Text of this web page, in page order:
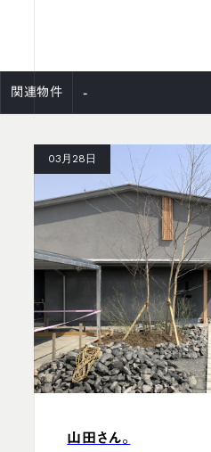
関連物件 -
03月28日
山田さん。